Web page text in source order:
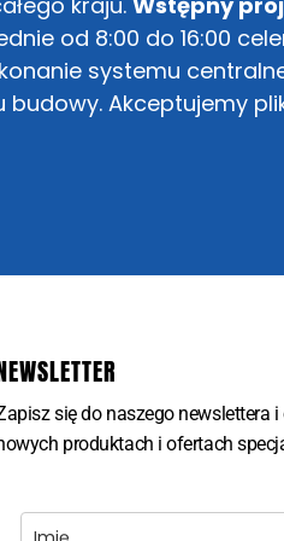
od 8:00 do 16:00
systemu
Akceptujemy
się do naszego newslettera
produktach i ofertach